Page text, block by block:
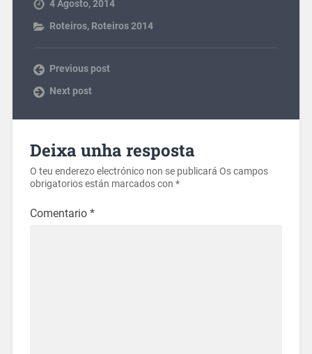
4 Agosto, 2014
Roteiros, Roteiros 2014
Previous post
Next post
Deixa unha resposta
O teu enderezo electrónico non se publicará Os campos
obrigatorios están marcados con *
Comentario *